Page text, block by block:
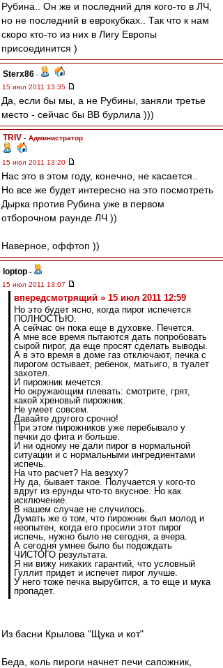
Рубина.. Он же и последний для кого-то в ЛЧ,
но не последний в еврокубках.. Так что к нам
скоро кто-то из них в Лигу Европы
присоединится )
Sterx86 -
15 июл 2011 13:35
Да, если бы мы, а не Рубины, заняли третье
место - сейчас бы ВВ бурлила )))
TRIV - Администратор
15 июл 2011 13:20
Нас это в этом году, конечно, не касается..
Но все же будет интересно на это посмотреть
Дырка против Рубина уже в первом
отборочном раунде ЛЧ ))
Наверное, оффтоп ))
loptop -
15 июл 2011 13:07
впередсмотрящий » 15 июл 2011 12:59
Но это будет ясно, когда пирог испечется
ПОЛНОСТЬЮ.
А сейчас он пока еще в духовке. Печется.
А мне все время пытаются дать попробовать
сырой пирог, да еще просят сделать выводы.
А в это время в доме газ отключают, печка с
пирогом остывает, ребенок, матьиго, в туалет
захотел.
И пирожник мечется.
Но окружающим плевать: смотрите, грят,
какой хреновый пирожник.
Не умеет совсем.
Давайте другого срочно!
При этом пирожников уже перебывало у
печки до фига и больше.
И ни одному не дали пирог в нормальной
ситуации и с нормальными ингредиентами
испечь.
На что расчет? На везуху?
Ну да, бывает такое. Получается у кого-то
вдруг из ерунды что-то вкусное. Но как
исключение.
В нашем случае не случилось.
Думать же о том, что пирожник был молод и
неопытен, когда его просили этот пирог
испечь, нужно было не сегодня, а вчера.
А сегодня умнее было бы подождать
ЧИСТОГО результата.
Я ни вижу никаких гарантий, что условный
Гуллит придет и испечет пирог лучше.
У него тоже печка вырубится, а то еще и мука
пропадет.
Из басни Крылова "Щука и кот"
Беда, коль пироги начнет печи сапожник,